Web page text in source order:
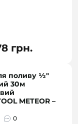
грн.
поливу ½"
30м
METEOR –
0